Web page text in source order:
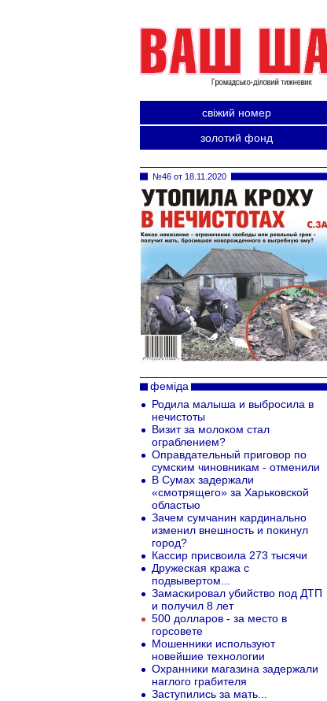
свіжий номер
золотий фонд
№46 от 18.11.2020
феміда
Родила малыша и выбросила в
нечистоты
Визит за молоком стал
ограблением?
Оправдательный приговор по
сумским чиновникам - отменили
В Сумах задержали
«смотрящего» за Харьковской
областью
Зачем сумчанин кардинально
изменил внешность и покинул
город?
Кассир присвоила 273 тысячи
Дружеская кража с
подвывертом...
Замаскировал убийство под ДТП
и получил 8 лет
500 долларов - за место в
горсовете
Мошенники используют
новейшие технологии
Охранники магазина задержали
наглого грабителя
Заступились за мать...